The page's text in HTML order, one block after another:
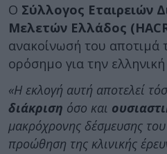
Ο Σύλλογος Εταιρειών
Μελετών Ελλάδος
ανακοίνωσή του αποτιμά
ορόσημο για την
«Η εκλογή αυτή αποτελεί
διάκριση όσο και
μακρόχρονης δέσμευσης του
προώθηση της κλινικής